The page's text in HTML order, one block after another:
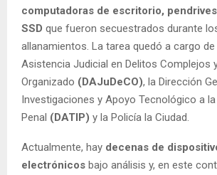
computadoras de escritorio,
SSD que fueron secuestrados durante
allanamientos. La tarea quedó a cargo
Asistencia Judicial en Delitos Complejos
Organizado (DAJuDeCO), la Dirección
Investigaciones y Apoyo Tecnológico a
Penal (DATIP) y la Policía la Ciudad.
Actualmente, hay decenas de
electrónicos bajo análisis y, en este